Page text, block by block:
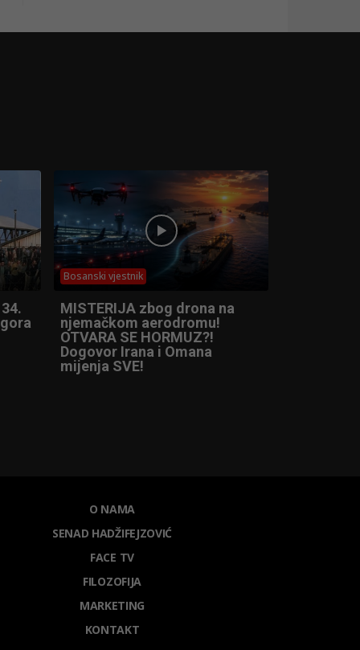
Bosanski vjestnik
MISTERIJA zbog drona na
njemačkom aerodromu!
OTVARA SE HORMUZ?!
Dogovor Irana i Omana
mijenja SVE!
O NAMA
SENAD HADŽIFEJZOVIĆ
FACE TV
FILOZOFIJA
MARKETING
KONTAKT